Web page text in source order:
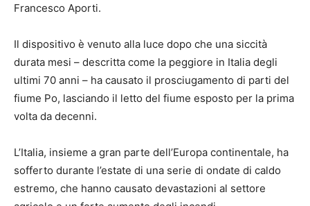
Francesco Aporti.
Il dispositivo è venuto alla luce dopo che una siccità
durata mesi – descritta come la peggiore in Italia degli
ultimi 70 anni – ha causato il prosciugamento di parti del
fiume Po, lasciando il letto del fiume esposto per la prima
volta da decenni.
L’Italia, insieme a gran parte dell’Europa continentale, ha
sofferto durante l’estate di una serie di ondate di caldo
estremo, che hanno causato devastazioni al settore